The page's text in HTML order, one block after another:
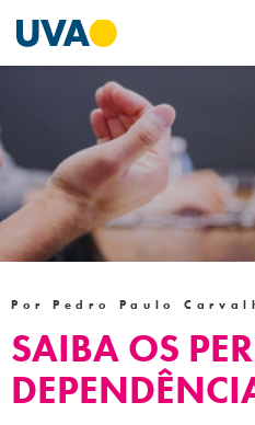
CURSOS
FINANCIAMENTO E BOLSAS
Por Pedro Paulo
SAIBA OS